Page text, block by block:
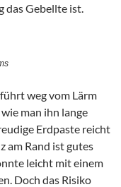
das Gebellte ist.
weg vom Lärm
man ihn lange
Erdpaste reicht
am Rand ist gutes
leicht mit einem
Doch das Risiko